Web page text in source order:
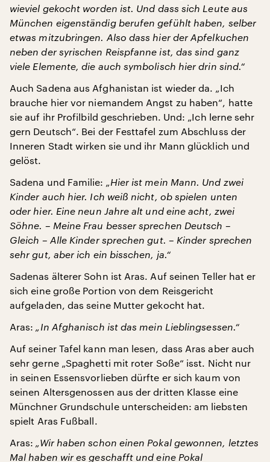
wieviel gekocht worden ist. Und dass sich Leute aus
München eigenständig berufen gefühlt haben, selber
etwas mitzubringen. Also dass hier der Apfelkuchen
neben der syrischen Reispfanne ist, das sind ganz
viele Elemente, die auch symbolisch hier drin sind.“
Auch Sadena aus Afghanistan ist wieder da. „Ich
brauche hier vor niemandem Angst zu haben“, hatte
sie auf ihr Profilbild geschrieben. Und: „Ich lerne sehr
gern Deutsch“. Bei der Festtafel zum Abschluss der
Inneren Stadt wirken sie und ihr Mann glücklich und
gelöst.
Sadena und Familie: „Hier ist mein Mann. Und zwei
Kinder auch hier. Ich weiß nicht, ob spielen unten
oder hier. Eine neun Jahre alt und eine acht, zwei
Söhne. – Meine Frau besser sprechen Deutsch –
Gleich – Alle Kinder sprechen gut. – Kinder sprechen
sehr gut, aber ich ein bisschen, ja.“
Sadenas älterer Sohn ist Aras. Auf seinen Teller hat er
sich eine große Portion von dem Reisgericht
aufgeladen, das seine Mutter gekocht hat.
Aras: „In Afghanisch ist das mein Lieblingsessen.“
Auf seiner Tafel kann man lesen, dass Aras aber auch
sehr gerne „Spaghetti mit roter Soße“ isst. Nicht nur
in seinen Essensvorlieben dürfte er sich kaum von
seinen Altersgenossen aus der dritten Klasse eine
Münchner Grundschule unterscheiden: am liebsten
spielt Aras Fußball.
Aras: „Wir haben schon einen Pokal gewonnen, letztes
Mal haben wir es geschafft und eine Pokal